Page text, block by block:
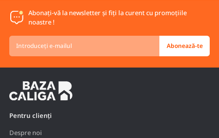
Abonați-vă la newsletter și fiți la curent cu promoțiile
noastre !
Introduceți
mailul
Abonează-te
Pentru clienți
Despre noi